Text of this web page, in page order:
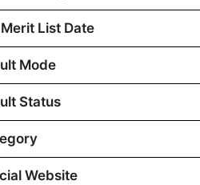
List Date
Mode
Status
Website